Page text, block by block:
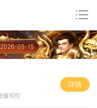
05-15
值可打
详情